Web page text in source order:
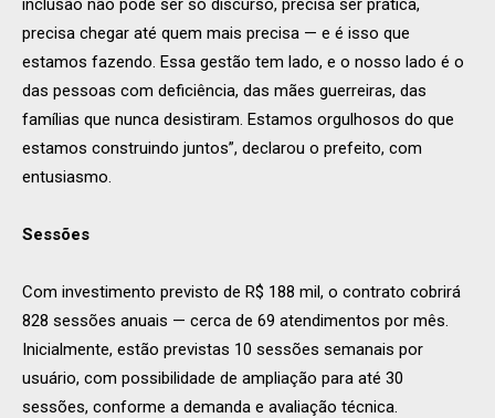
inclusão não pode ser só discurso, precisa ser prática,
precisa chegar até quem mais precisa — e é isso que
estamos fazendo. Essa gestão tem lado, e o nosso lado é o
das pessoas com deficiência, das mães guerreiras, das
famílias que nunca desistiram. Estamos orgulhosos do que
estamos construindo juntos”, declarou o prefeito, com
entusiasmo.
Sessões
Com investimento previsto de R$ 188 mil, o contrato cobrirá
828 sessões anuais — cerca de 69 atendimentos por mês.
Inicialmente, estão previstas 10 sessões semanais por
usuário, com possibilidade de ampliação para até 30
sessões, conforme a demanda e avaliação técnica.